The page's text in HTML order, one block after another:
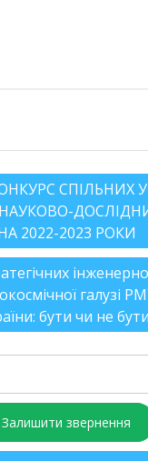
СПІЛЬНИХ
2022-2023 РОКИ
галузі
бути чи не
Залишити звернення